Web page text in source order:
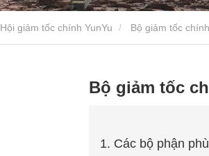
Hội giảm tốc chính YunYu Bộ giảm tốc
Bộ giảm tốc
1. Các bộ phận